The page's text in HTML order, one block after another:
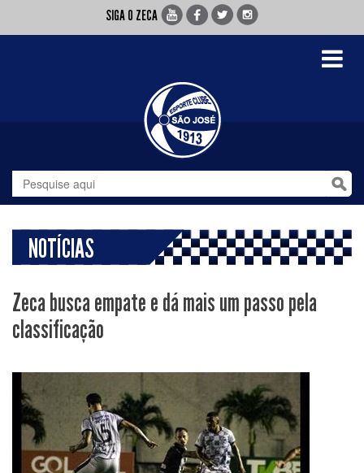
SIGA O ZECA
Toggle
NOTÍCIAS
Zeca busca empate e dá mais um passo pela
classificação